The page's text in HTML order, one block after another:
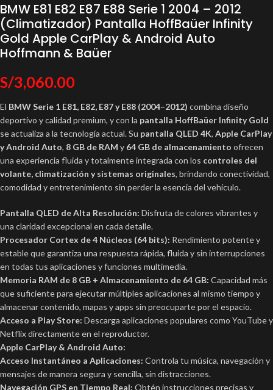
BMW E81 E82 E87 E88 Serie 1 2004 – 2012
(Climatizador) Pantalla HoffBaüer Infinity
Gold Apple CarPlay & Android Auto
Hoffmann & Baüer
S/3,060.00
El BMW Serie 1 E81, E82, E87 y E88 (2004–2012) combina diseño
deportivo y calidad premium, y con la pantalla HoffBaüer Infinity Gold
se actualiza a la tecnología actual. Su pantalla QLED 4K, Apple CarPlay
y Android Auto, 8 GB de RAM y 64 GB de almacenamiento ofrecen
una experiencia fluida y totalmente integrada con los controles del
volante, climatización y sistemas originales, brindando conectividad,
comodidad y entretenimiento sin perder la esencia del vehículo.
Pantalla QLED de Alta Resolución: Disfruta de colores vibrantes y
una claridad excepcional en cada detalle.
Procesador Cortex de 4 Núcleos (64 bits): Rendimiento potente y
estable que garantiza una respuesta rápida, fluida y sin interrupciones
en todas tus aplicaciones y funciones multimedia.
Memoria RAM de 8 GB + Almacenamiento de 64 GB: Capacidad más
que suficiente para ejecutar múltiples aplicaciones al mismo tiempo y
almacenar contenido, mapas y apps sin preocuparte por el espacio.
Acceso a Play Store: Descarga aplicaciones populares como YouTube y
Netflix directamente en el reproductor.
Apple CarPlay & Android Auto:
Acceso Instantáneo a Aplicaciones: Controla tu música, navegación y
mensajes de manera segura y sencilla, sin distracciones.
Navegación GPS en Tiempo Real: Obtén instrucciones precisas y